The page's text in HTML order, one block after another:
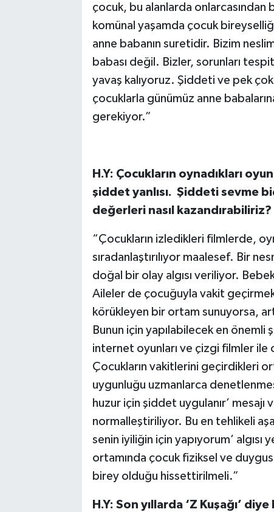
çocuk, bu alanlarda
komünal yaşamda çocuk
anne babanın suretidir. Bizim
babası değil. Bizler, sorunları
yavaş kalıyoruz. Şiddeti ve pek
çocuklarla günümüz anne
gerekiyor.”
H.Y: Çocukların oynadıkları
şiddet yanlısı. Şiddeti sevme
değerleri nasıl kazandırabiliriz?
“Çocukların izledikleri filmlerde,
sıradanlaştırılıyor maalesef. Bir
doğal bir olay algısı veriliyor.
Aileler de çocuğuyla vakit
körükleyen bir ortam sunuyorsa,
Bunun için yapılabilecek en önemli
internet oyunları ve çizgi filmler
Çocukların vakitlerini geçirdikleri
uygunluğu uzmanlarca
huzur için şiddet uygulanır’
normalleştiriliyor. Bu en tehlikeli
senin iyiliğin için yapıyorum’
ortamında çocuk fiziksel ve
birey olduğu hissettirilmeli.”
H.Y: Son yıllarda ‘Z Kuşağı’